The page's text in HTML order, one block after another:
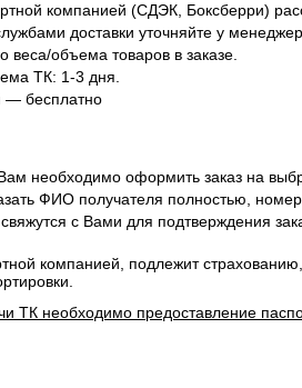
компанией (СДЭК, Боксберри)
доставки уточняйте у
веса/объема товаров в заказе.
ТК: 1-3 дня.
— бесплатно
необходимо оформить заказ на
ФИО получателя полностью, номер
с Вами для подтверждения
компанией, подлежит
ТК необходимо предоставление